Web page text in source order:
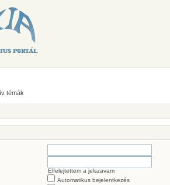
témák
Elfelejtettem a jelszavam
Automatikus bejelentkezés